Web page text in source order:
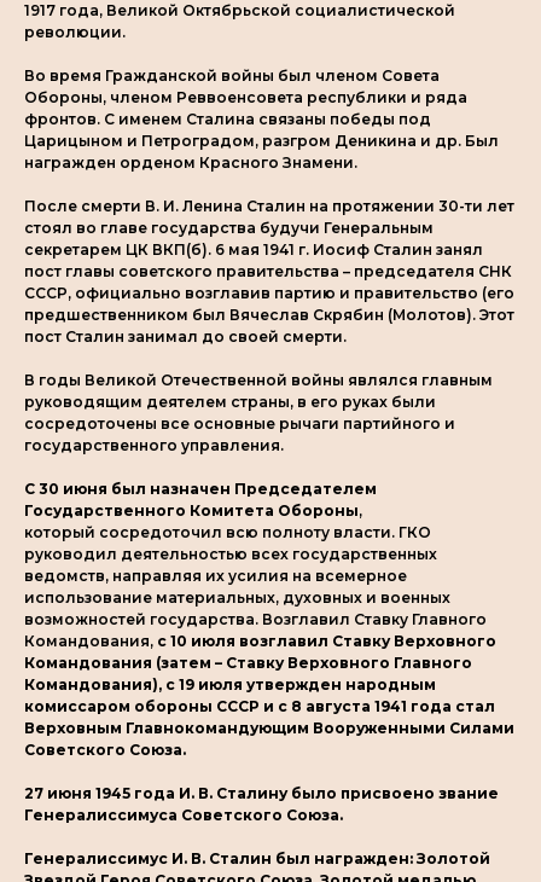
1917 года, Великой Октябрьской социалистической
революции.
Во время Гражданской войны был членом Совета
Обороны, членом Реввоенсовета республики и ряда
фронтов. С именем Сталина связаны победы под
Царицыном и Петроградом, разгром Деникина и др. Был
награжден орденом Красного Знамени.
После смерти В. И. Ленина Сталин на протяжении 30-ти лет
стоял во главе государства будучи Генеральным
секретарем ЦК ВКП(б). 6 мая 1941 г. Иосиф Сталин занял
пост главы советского правительства – председателя СНК
СССР, официально возглавив партию и правительство (его
предшественником был Вячеслав Скрябин (Молотов). Этот
пост Сталин занимал до своей смерти.
В годы Великой Отечественной войны являлся главным
руководящим деятелем страны, в его руках были
сосредоточены все основные рычаги партийного и
государственного управления.
С 30 июня был назначен Председателем
Государственного Комитета Обороны,
который сосредоточил всю полноту власти. ГКО
руководил деятельностью всех государственных
ведомств, направляя их усилия на всемерное
использование материальных, духовных и военных
возможностей государства. Возглавил Ставку Главного
Командования, с 10 июля возглавил Ставку Верховного
Командования (затем – Ставку Верховного Главного
Командования), с 19 июля утвержден народным
комиссаром обороны СССР и с 8 августа 1941 года стал
Верховным Главнокомандующим Вооруженными Силами
Советского Союза.
27 июня 1945 года И. В. Сталину было присвоено звание
Генералиссимуса Советского Союза.
Генералиссимус И. В. Сталин был награжден: Золотой